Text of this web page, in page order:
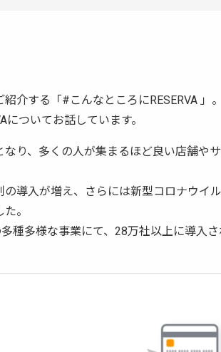
介する「#こんなところにRESERVA 」。
ついてお話しています。
り、多くの人が集まるほど良い店舗や
導入が増え、さらには新型コロナウイ
。
種多様な事業にて、28万社以上に導入